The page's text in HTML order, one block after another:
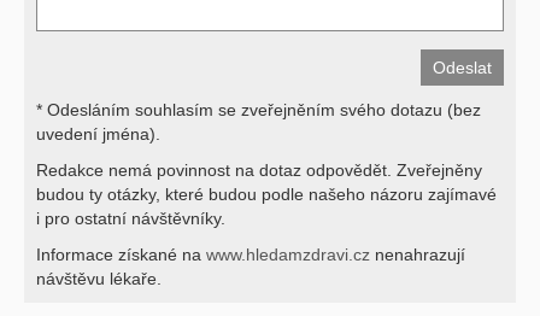
* Odesláním souhlasím se zveřejněním svého dotazu (bez
uvedení jména).
Redakce nemá povinnost na dotaz odpovědět. Zveřejněny
budou ty otázky, které budou podle našeho názoru zajímavé
i pro ostatní návštěvníky.
Informace získané na www.hledamzdravi.cz nenahrazují
návštěvu lékaře.